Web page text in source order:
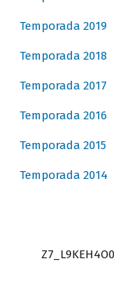
Temporada 2019
Temporada 2018
Temporada 2017
Temporada 2016
Temporada 2015
Temporada 2014